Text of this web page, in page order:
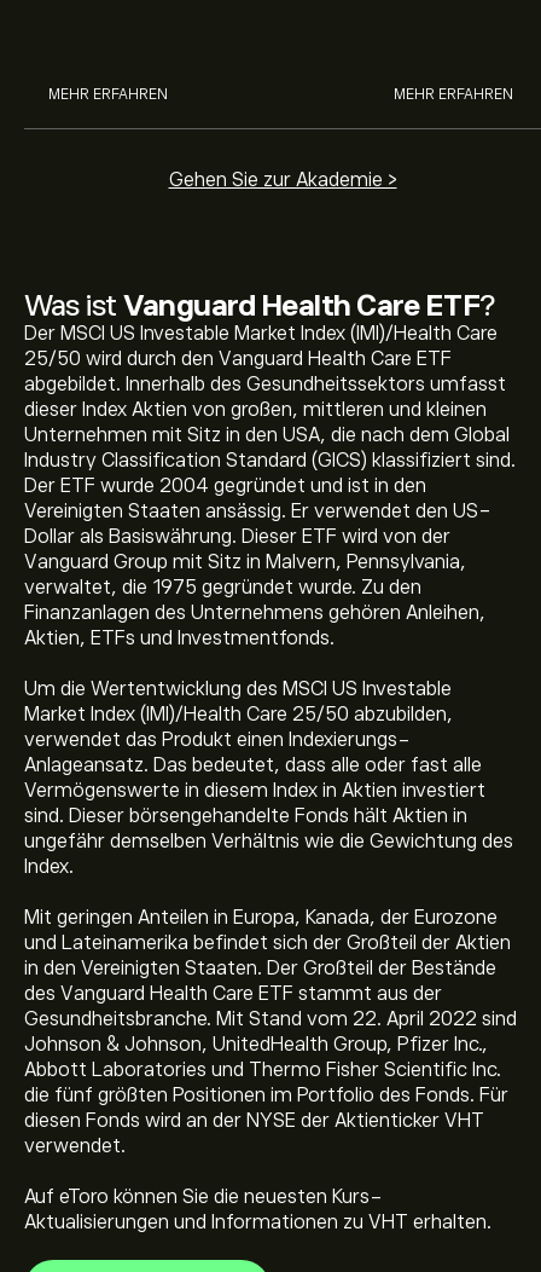
Was ist Vanguard Health Care ETF?
Der MSCI US Investable Market Index (IMI)/Health Care
25/50 wird durch den Vanguard Health Care ETF
abgebildet. Innerhalb des Gesundheitssektors umfasst
dieser Index Aktien von großen, mittleren und kleinen
Unternehmen mit Sitz in den USA, die nach dem Global
Industry Classification Standard (GICS) klassifiziert sind.
Der ETF wurde 2004 gegründet und ist in den
Vereinigten Staaten ansässig. Er verwendet den US-
Dollar als Basiswährung. Dieser ETF wird von der
Vanguard Group mit Sitz in Malvern, Pennsylvania,
verwaltet, die 1975 gegründet wurde. Zu den
Finanzanlagen des Unternehmens gehören Anleihen,
Aktien, ETFs und Investmentfonds.
Um die Wertentwicklung des MSCI US Investable
Market Index (IMI)/Health Care 25/50 abzubilden,
verwendet das Produkt einen Indexierungs-
Anlageansatz. Das bedeutet, dass alle oder fast alle
Vermögenswerte in diesem Index in Aktien investiert
sind. Dieser börsengehandelte Fonds hält Aktien in
ungefähr demselben Verhältnis wie die Gewichtung des
Index.
Mit geringen Anteilen in Europa, Kanada, der Eurozone
und Lateinamerika befindet sich der Großteil der Aktien
in den Vereinigten Staaten. Der Großteil der Bestände
des Vanguard Health Care ETF stammt aus der
Gesundheitsbranche. Mit Stand vom 22. April 2022 sind
Johnson & Johnson, UnitedHealth Group, Pfizer Inc.,
Abbott Laboratories und Thermo Fisher Scientific Inc.
die fünf größten Positionen im Portfolio des Fonds. Für
diesen Fonds wird an der NYSE der Aktienticker VHT
verwendet.
Auf eToro können Sie die neuesten Kurs-
Aktualisierungen und Informationen zu VHT erhalten.
MEHR ERFAHREN MEHR ERFAHREN
Gehen Sie zur Akademie >
Der aktuelle Preis von VHT beträgt 312.12‎$‎ USD
Allzeithoch von Vanguard Health Care ETF liegt bei
314.80‎$‎ USD
Wählen Sie den Zeitrahmen „1T“ oder „1W“ auf dem
Preisbewegungen von Vanguard Health Care ETF zu